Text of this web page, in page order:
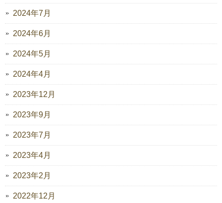
2024年7月
2024年6月
2024年5月
2024年4月
2023年12月
2023年9月
2023年7月
2023年4月
2023年2月
2022年12月